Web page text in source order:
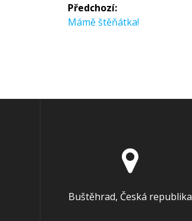
Předchozí:
Mámě štěňátka!
Buštěhrad, Česká republika